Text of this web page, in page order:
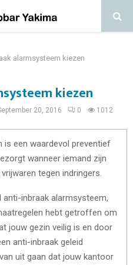
alarmsysteem kiezen
kiezen
20, 2016 0 1012
is een waardevol preventief
wanneer iemand zijn
tegen indringers.
inbraak alarmsysteem,
hebt getroffen om
jouw gezin veilig is en door
anti-inbraak geleid
uit gaan dat jouw kantoor